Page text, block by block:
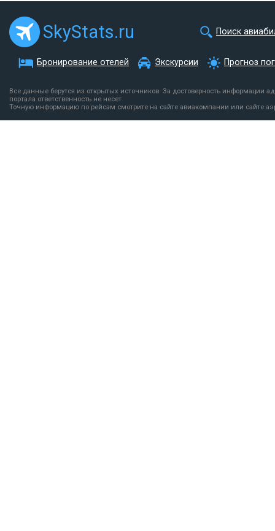
SkyStats.ru Поиск
Бронирование отелей Экскурсии Прогноз
Все данные берутся из открытых источников. За достоверность информации
портала ответственность не несет.
Точную информацию по рейсам смотрите на сайте авиакомпании или сайте